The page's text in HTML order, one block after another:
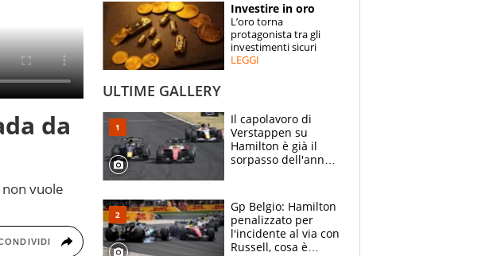
ESPERTI
CONTATTI
da
vuole
Investire in oro
L’oro torna
protagonista tra gli
investimenti sicuri
LEGGI
ULTIME GALLERY
Il capolavoro di
Verstappen su
Hamilton è già il
sorpasso dell'anno:
2021
Gp Belgio: Hamilton
penalizzato per
l'incidente al via con
Russell, cosa è